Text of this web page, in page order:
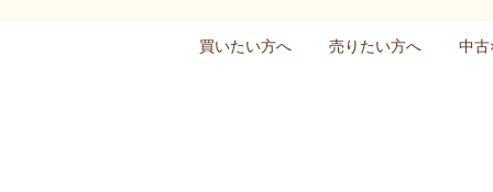
買いたい方へ 売りたい方へ 中古